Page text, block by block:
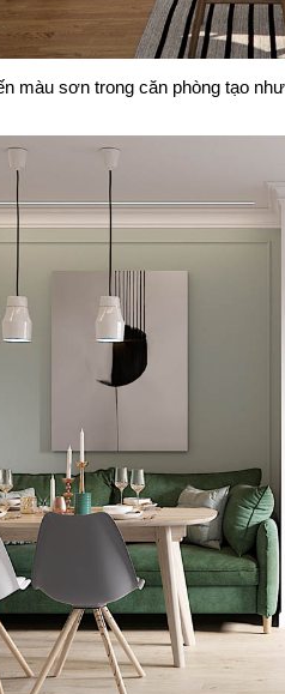
màu sơn trong căn phòng tạo